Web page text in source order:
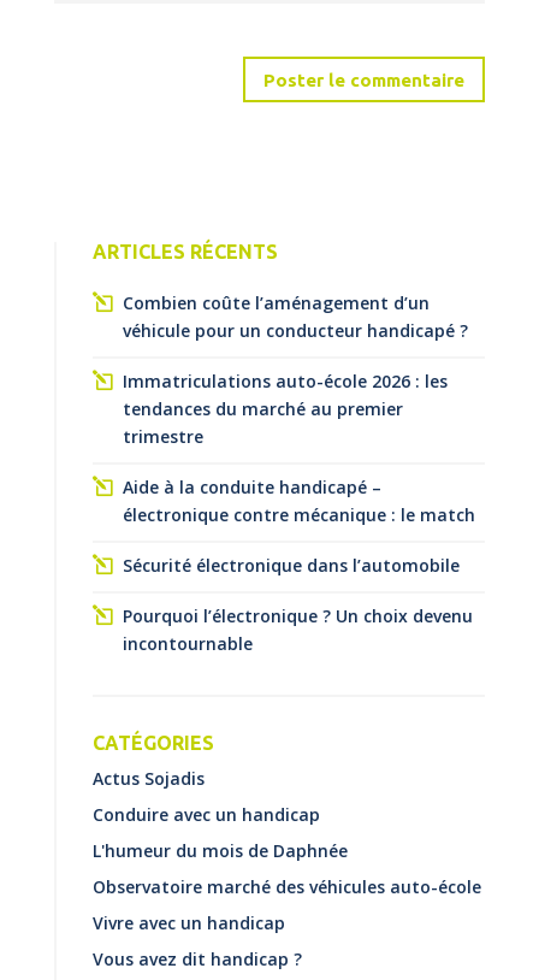
ARTICLES RÉCENTS
Combien coûte l’aménagement d’un
véhicule pour un conducteur handicapé ?
Immatriculations auto-école 2026 : les
tendances du marché au premier
trimestre
Aide à la conduite handicapé –
électronique contre mécanique : le match
Sécurité électronique dans l’automobile
Pourquoi l’électronique ? Un choix devenu
incontournable
CATÉGORIES
Actus Sojadis
Conduire avec un handicap
L'humeur du mois de Daphnée
Observatoire marché des véhicules auto-école
Vivre avec un handicap
Vous avez dit handicap ?